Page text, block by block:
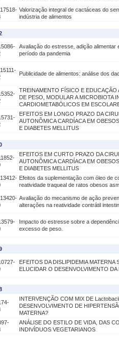
Valorização integral de cactáceas do
indústria de alimentos
Avaliação do estresse, adição
período da pandemia
Publicidade de alimentos: análise dos
TREINAMENTO FÍSICO E EDUCAÇÃO
DE PESO, MODULAR A MICROBIOTA
CARDIOMETABÓLICOS EM
EFEITOS EM LONGO PRAZO DA
AUTONÔMICA CARDÍACA EM
E DIABETES MELLITUS
EFEITOS EM CURTO PRAZO DA
AUTONÔMICA CARDÍACA EM
E DIABETES MELLITUS
Efeitos da suplementação com óleo de
reatividade traqueal de ratos obesos
Avaliação do mecanismo de ação
alterações na reatividade contrátil
Impacto do estresse sobre a
excesso de peso.
EFEITOS DA DISLIPIDEMIA
ELUCIDAR O DESENVOLVIMENTO
INTERVENÇÃO COM MIX DE
DESENVOLVIMENTO DE
MATERNA?
ANÁLISE DO ESTILO DE VIDA, DAS
INDIVÍDUOS VEGETARIANOS